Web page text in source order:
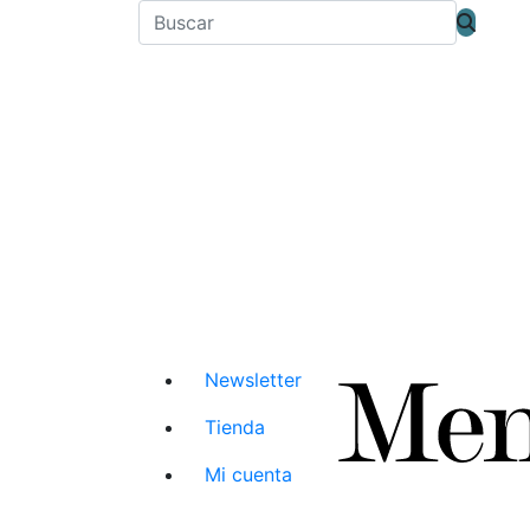
Newsletter
Tienda
Mi cuenta